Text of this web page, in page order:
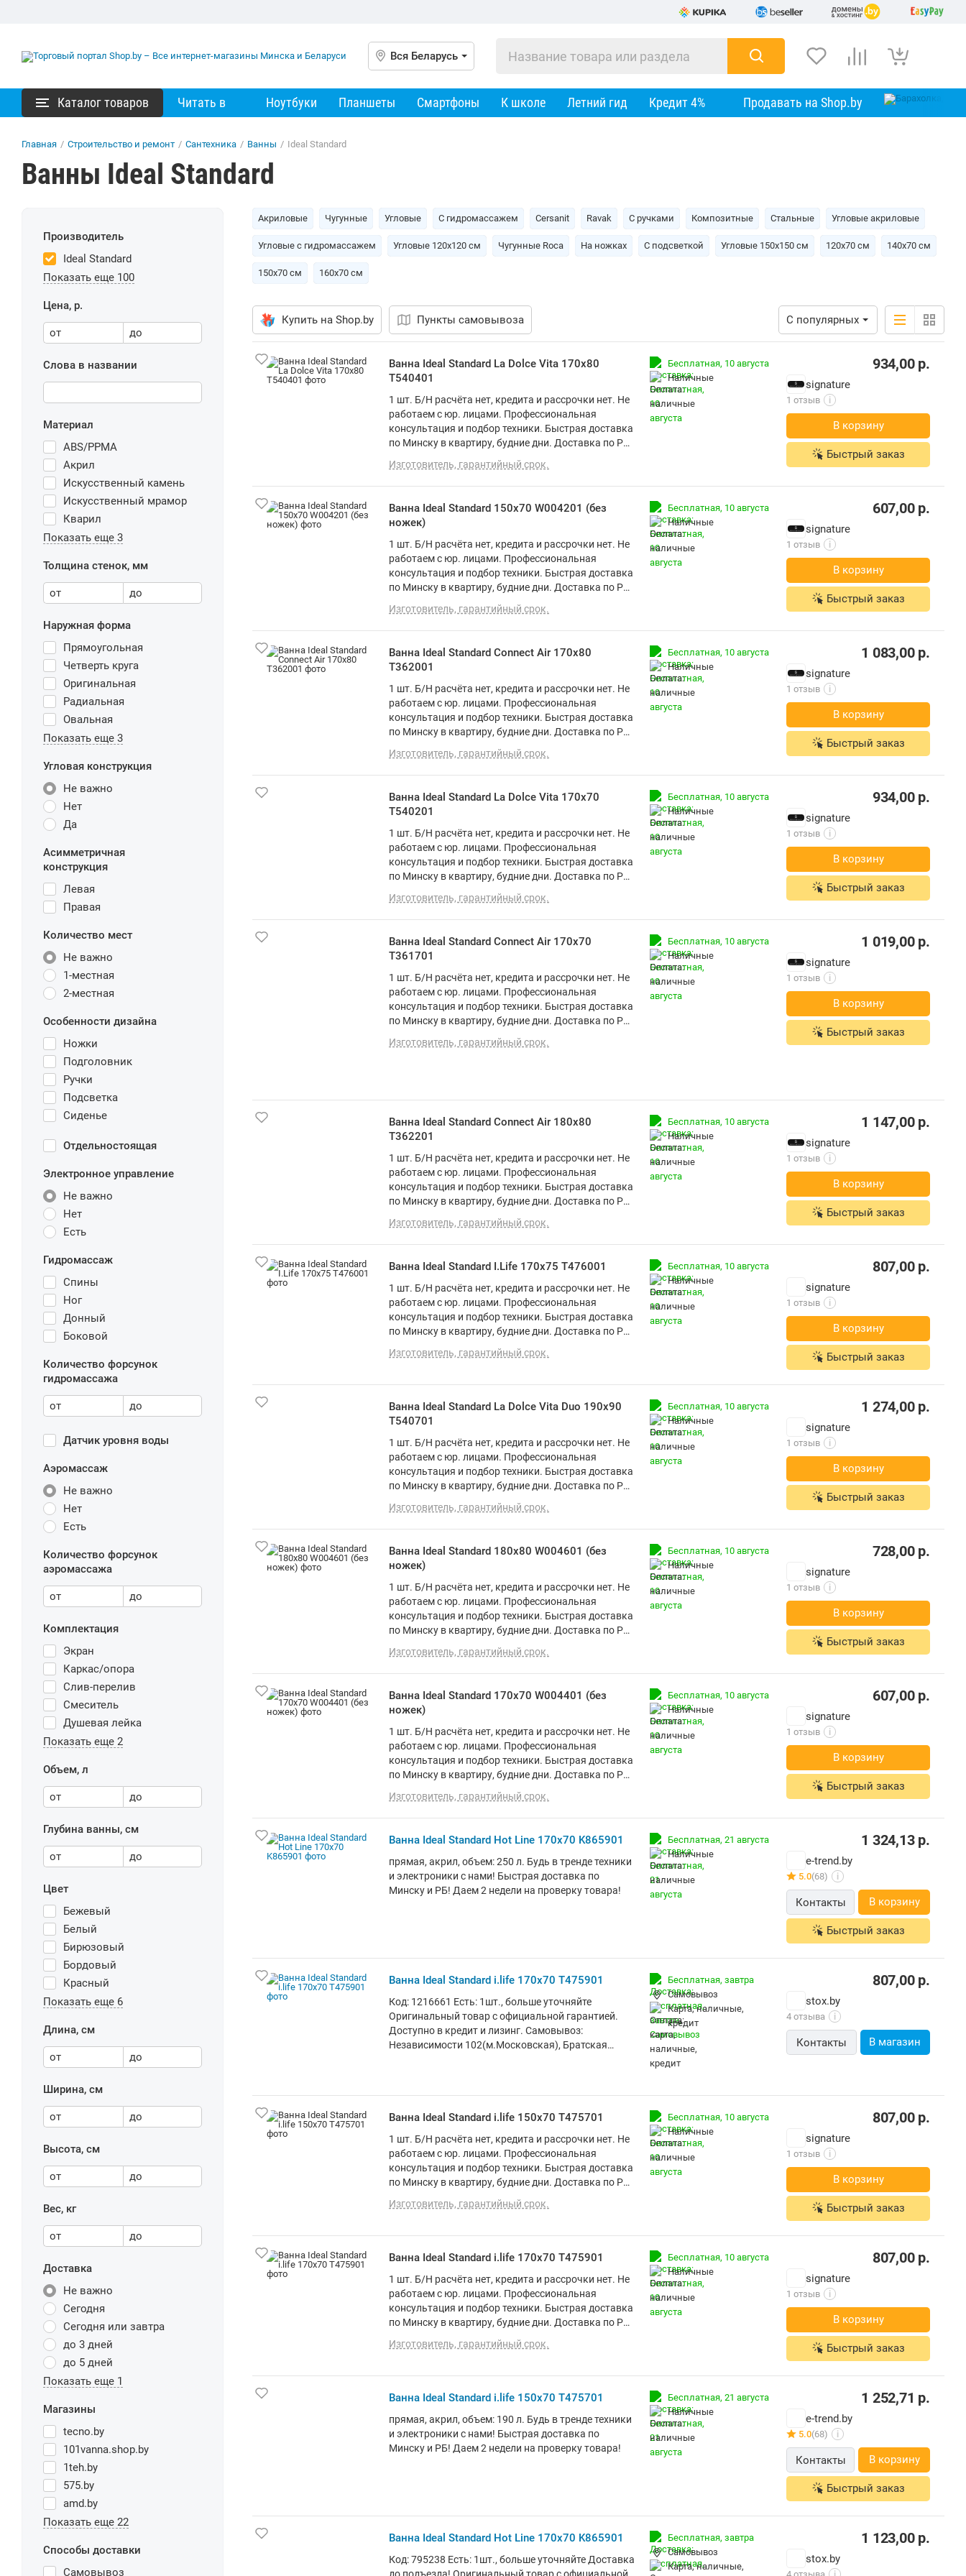
Вся Беларусь
Каталог товаров Читать в Ноутбуки Планшеты Смартфоны К школе Летний гид Кредит 4% Продавать на Shop.by
Главная / Строительство и ремонт / Сантехника / Ванны / Ideal Standard
Ванны Ideal Standard
Производитель
Ideal Standard
Показать еще 100
Цена, р.
от до
Слова в названии
Материал
ABS/PPMA
Акрил
Искусственный камень
Искусственный мрамор
Кварил
Показать еще 3
Толщина стенок, мм
от до
Наружная форма
Прямоугольная
Четверть круга
Оригинальная
Радиальная
Овальная
Показать еще 3
Угловая конструкция
Не важно
Нет
Да
Асимметричная
конструкция
Левая
Правая
Количество мест
Не важно
1-местная
2-местная
Особенности дизайна
Ножки
Подголовник
Ручки
Подсветка
Сиденье
Отдельностоящая
Электронное управление
Не важно
Нет
Есть
Гидромассаж
Спины
Ног
Донный
Боковой
Количество форсунок
гидромассажа
от до
Датчик уровня воды
Аэромассаж
Не важно
Нет
Есть
Количество форсунок
аэромассажа
от до
Комплектация
Экран
Каркас/опора
Слив-перелив
Смеситель
Душевая лейка
Показать еще 2
Объем, л
от до
Глубина ванны, см
от до
Цвет
Бежевый
Белый
Бирюзовый
Бордовый
Красный
Показать еще 6
Длина, см
от до
Ширина, см
от до
Высота, см
от до
Вес, кг
от до
Доставка
Не важно
Сегодня
Сегодня или завтра
до 3 дней
до 5 дней
Показать еще 1
Магазины
tecno.by
101vanna.shop.by
1teh.by
575.by
amd.by
Показать еще 22
Способы доставки
Самовывоз
Акриловые Чугунные Угловые С гидромассажем Cersanit Ravak С ручками Композитные Стальные Угловые акриловые
Угловые с гидромассажем Угловые 120х120 см Чугунные Roca На ножках С подсветкой Угловые 150х150 см 120х70 см 140х70 см
150х70 см 160х70 см
Купить на Shop.by Пункты самовывоза С популярных
Ванна Ideal Standard La Dolce Vita 170x80
T540401
1 шт. Б/Н расчёта нет, кредита и рассрочки нет. Не
работаем с юр. лицами. Профессиональная
консультация и подбор техники. Быстрая доставка
по Минску в квартиру, будние дни. Доставка по РБ
опытный персонал. О товаре: прямая, акрил
Изготовитель, гарантийный срок.
Бесплатная, 10 августа
наличные
934,00р.
signature
1 отзыв i
В корзину
Быстрый заказ
Ванна Ideal Standard 150х70 W004201 (без
ножек)
1 шт. Б/Н расчёта нет, кредита и рассрочки нет. Не
работаем с юр. лицами. Профессиональная
консультация и подбор техники. Быстрая доставка
по Минску в квартиру, будние дни. Доставка по РБ
опытный персонал. О товаре: прямая, акрил,
объем: 175 л
Изготовитель, гарантийный срок.
Бесплатная, 10 августа
наличные
607,00р.
signature
1 отзыв i
В корзину
Быстрый заказ
Ванна Ideal Standard Connect Air 170x80
T362001
1 шт. Б/Н расчёта нет, кредита и рассрочки нет. Не
работаем с юр. лицами. Профессиональная
консультация и подбор техники. Быстрая доставка
по Минску в квартиру, будние дни. Доставка по РБ
опытный персонал. О товаре: прямая, акрил
Изготовитель, гарантийный срок.
Бесплатная, 10 августа
наличные
1 083,00р.
signature
1 отзыв i
В корзину
Быстрый заказ
Ванна Ideal Standard La Dolce Vita 170x70
T540201
1 шт. Б/Н расчёта нет, кредита и рассрочки нет. Не
работаем с юр. лицами. Профессиональная
консультация и подбор техники. Быстрая доставка
по Минску в квартиру, будние дни. Доставка по РБ
опытный персонал. О товаре: прямая, акрил
Изготовитель, гарантийный срок.
Бесплатная, 10 августа
наличные
934,00р.
signature
1 отзыв i
В корзину
Быстрый заказ
Ванна Ideal Standard Connect Air 170x70
T361701
1 шт. Б/Н расчёта нет, кредита и рассрочки нет. Не
работаем с юр. лицами. Профессиональная
консультация и подбор техники. Быстрая доставка
по Минску в квартиру, будние дни. Доставка по РБ
опытный персонал. О товаре: прямая, акрил,
Изготовитель, гарантийный срок.
Бесплатная, 10 августа
наличные
1 019,00р.
signature
1 отзыв i
В корзину
Быстрый заказ
Ванна Ideal Standard Connect Air 180x80
T362201
1 шт. Б/Н расчёта нет, кредита и рассрочки нет. Не
работаем с юр. лицами. Профессиональная
консультация и подбор техники. Быстрая доставка
по Минску в квартиру, будние дни. Доставка по РБ
опытный персонал. О товаре: прямая, акрил,
объем: 305 л
Изготовитель, гарантийный срок.
Бесплатная, 10 августа
наличные
1 147,00р.
signature
1 отзыв i
В корзину
Быстрый заказ
Ванна Ideal Standard I.Life 170x75 T476001
1 шт. Б/Н расчёта нет, кредита и рассрочки нет. Не
работаем с юр. лицами. Профессиональная
консультация и подбор техники. Быстрая доставка
по Минску в квартиру, будние дни. Доставка по РБ
опытный персонал. О товаре: прямая, акрил,
Изготовитель, гарантийный срок.
Бесплатная, 10 августа
наличные
807,00р.
signature
1 отзыв i
В корзину
Быстрый заказ
Ванна Ideal Standard La Dolce Vita Duo 190x90
T540701
1 шт. Б/Н расчёта нет, кредита и рассрочки нет. Не
работаем с юр. лицами. Профессиональная
консультация и подбор техники. Быстрая доставка
по Минску в квартиру, будние дни. Доставка по РБ
опытный персонал. О товаре: прямая, акрил,
объем: 353 л
Изготовитель, гарантийный срок.
Бесплатная, 10 августа
наличные
1 274,00р.
signature
1 отзыв i
В корзину
Быстрый заказ
Ванна Ideal Standard 180х80 W004601 (без
ножек)
1 шт. Б/Н расчёта нет, кредита и рассрочки нет. Не
работаем с юр. лицами. Профессиональная
консультация и подбор техники. Быстрая доставка
по Минску в квартиру, будние дни. Доставка по РБ
опытный персонал. О товаре: прямая, акрил,
объем: 274 л
Изготовитель, гарантийный срок.
Бесплатная, 10 августа
наличные
728,00р.
signature
1 отзыв i
В корзину
Быстрый заказ
Ванна Ideal Standard 170х70 W004401 (без
ножек)
1 шт. Б/Н расчёта нет, кредита и рассрочки нет. Не
работаем с юр. лицами. Профессиональная
консультация и подбор техники. Быстрая доставка
по Минску в квартиру, будние дни. Доставка по РБ
опытный персонал. О товаре: прямая, акрил,
объем: 206 л
Изготовитель, гарантийный срок.
Бесплатная, 10 августа
наличные
607,00р.
signature
1 отзыв i
В корзину
Быстрый заказ
Ванна Ideal Standard Hot Line 170x70 K865901
прямая, акрил, объем: 250 л. Будь в тренде техники
и электроники с нами! Быстрая доставка по
Минску и РБ! Даем 2 недели на проверку товара!
Бесплатная, 21 августа
наличные
1 324,13р.
e-trend.by
5.0(68) i
Контакты В корзину
Быстрый заказ
Ванна Ideal Standard i.life 170x70 T475901
Код: 1216661 Есть: 1шт., больше уточняйте
Оригинальный товар с официальной гарантией.
Доступно в кредит и лизинг. Самовывоз:
Независимости 102(м.Московская), Братская
(счета от 100руб.)
Бесплатная, завтра
Самовывоз
карта, наличные,
кредит
807,00р.
stox.by
4 отзыва i
Контакты В магазин
Ванна Ideal Standard i.life 150x70 T475701
1 шт. Б/Н расчёта нет, кредита и рассрочки нет. Не
работаем с юр. лицами. Профессиональная
консультация и подбор техники. Быстрая доставка
по Минску в квартиру, будние дни. Доставка по РБ
опытный персонал. О товаре: прямая, акрил,
Изготовитель, гарантийный срок.
Бесплатная, 10 августа
наличные
807,00р.
signature
1 отзыв i
В корзину
Быстрый заказ
Ванна Ideal Standard i.life 170x70 T475901
1 шт. Б/Н расчёта нет, кредита и рассрочки нет. Не
работаем с юр. лицами. Профессиональная
консультация и подбор техники. Быстрая доставка
по Минску в квартиру, будние дни. Доставка по РБ
опытный персонал. О товаре: прямая, акрил
Изготовитель, гарантийный срок.
Бесплатная, 10 августа
наличные
807,00р.
signature
1 отзыв i
В корзину
Быстрый заказ
Ванна Ideal Standard i.life 150x70 T475701
прямая, акрил, объем: 190 л. Будь в тренде техники
и электроники с нами! Быстрая доставка по
Минску и РБ! Даем 2 недели на проверку товара!
Бесплатная, 21 августа
наличные
1 252,71 р.
e-trend.by
5.0(68) i
Контакты В корзину
Быстрый заказ
Ванна Ideal Standard Hot Line 170x70 K865901
Код: 795238 Есть: 1шт., больше уточняйте Доставка
Бесплатная, завтра
Самовывоз
карта, наличные,
1 123,00р.
stox.by